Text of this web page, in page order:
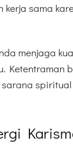
sama
menjaga
Ketentraman